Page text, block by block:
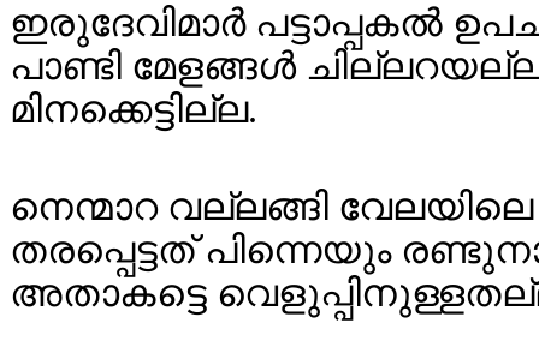
ഇരുദേവിമാർ പട്ടാപ്പകൽ
പാണ്ടി മേളങ്ങൾ
മിനക്കെട്ടില്ല.
നെന്മാറ വല്ലങ്ങി
തരപ്പെട്ടത് പിന്നെയും
അതാകട്ടെ